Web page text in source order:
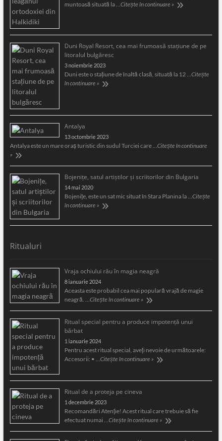
muntoasă situată la …Citește în continuare »
Duni Royal Resort, cea mai frumoasă staţiune de pe
litoralul bulgăresc
3 noiembrie 2023
Duni este o staţiune de înaltă clasă, situată la 12 …Citește
în continuare »
Antalya
13 octombrie 2023
Antalya este un mare oraş turistic din sudul Turciei care …Citește în continuare
»
Bojeniţe, satul artiştilor şi scriitorilor din Bulgaria
14 mai 2020
Bojeniţe, este un sat mic situat în Stara Planina la …Citește
în continuare »
Ritualuri
Vraja ochiului rău în magia neagră
8 ianuarie 2024
Aceasta este probabil cea mai populară vrajă de magie
neagră. …Citește în continuare »
Ritual special pentru a produce impotență unui
bărbat
1 ianuarie 2024
Pentru acest ritual special, aveți nevoie de următoarele:
Accesorii: • …Citește în continuare »
Ritual de a proteja pe cineva
1 decembrie 2023
Recomandări Atenție! Acest ritual care trebuie să fie
efectuat numai …Citește în continuare »